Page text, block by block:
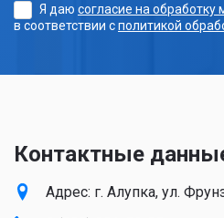
Я даю согласие на
в соответствии сполитикой
Контактные
Адрес: г. Алупка, ул.